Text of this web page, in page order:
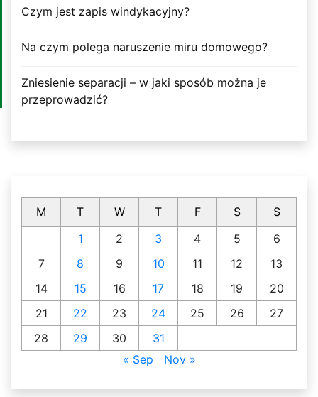
Czym jest zapis windykacyjny?
Na czym polega naruszenie miru domowego?
Zniesienie separacji – w jaki sposób można je
przeprowadzić?
M T W T F S
S
1
2 3 4 5
6
7
8 9 10 11 12
13
14
15 16 17 18 19
20
21
22 23 24 25 26
27
28
29 30
31
« Sep
Nov »